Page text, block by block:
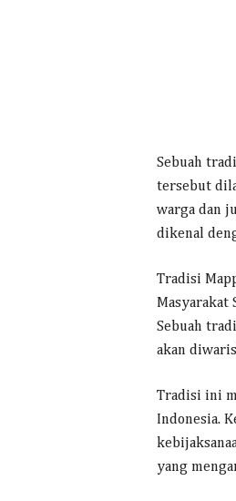
Sebuah
tersebut
warga dan
dikenal
Tradisi
Masyarakat
Sebuah
akan
Tradisi ini
Indonesia.
yang